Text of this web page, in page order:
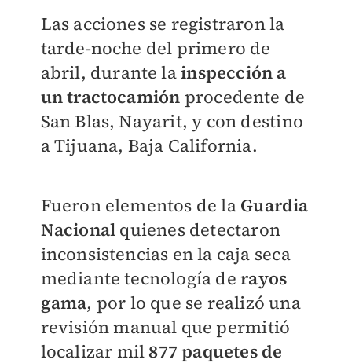
Las acciones se registraron la
tarde-noche del primero de
abril, durante lainspección a
un tractocamión procedente de
San Blas, Nayarit, y con destino
a Tijuana, Baja California.
Fueron elementos de laGuardia
Nacional quienes detectaron
inconsistencias en la caja seca
mediante tecnología de rayos
gama, por lo que se realizó una
revisión manual que permitió
localizar mil 877 paquetes de